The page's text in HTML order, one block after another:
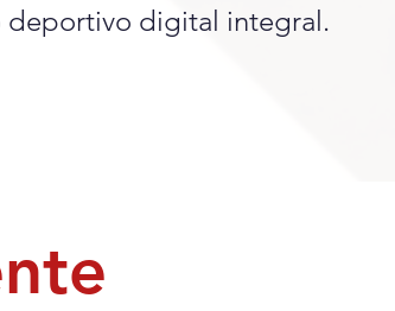
deportivo digital integral.